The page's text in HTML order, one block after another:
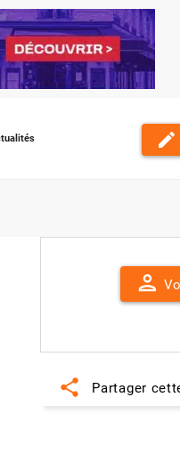
edit
person
share Partager